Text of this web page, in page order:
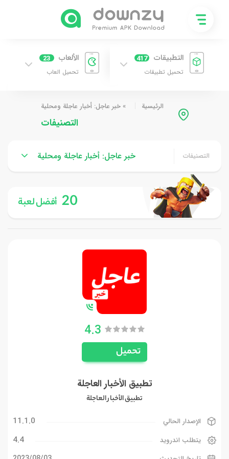
التطبيقات 417
تحميل تطبيقات
الألعاب 23
تحميل العاب
الرئيسية »خبر عاجل: أخبار عاجلة ومحلية
التصنيفات
التصنيفات خبر عاجل: أخبار عاجلة ومحلية
20 أفضل لعبة
4.3
تحميل
تطبيق الأخبار العاجلة
تطبيق الأخبار العاجلة
الإصدار الحالي 11.1.0
يتطلب اندرويد 4.4